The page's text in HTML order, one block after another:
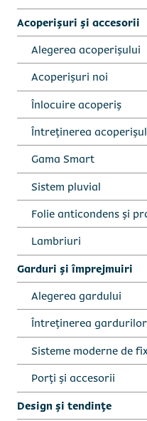
Acoperișuri și accesorii
Alegerea acoperișului
Acoperișuri noi
Înlocuire acoperiș
Întreținerea
Gama Smart
Sistem pluvial
Folie anticondens și
Lambriuri
Garduri și împrejmuiri
Alegerea gardului
Întreținerea gardurilor
Sisteme moderne de
Porți și accesorii
Design și tendințe